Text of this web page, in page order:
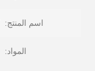
اسم المنتج:
المواد: